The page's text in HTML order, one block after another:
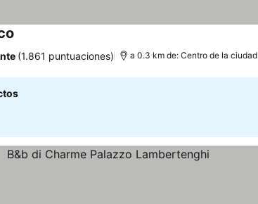
(1.861 puntuaciones) a 0.3 km de: Centro de la ciudad